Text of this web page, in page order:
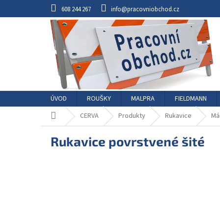
608 244 267 info@pracovniobchod.cz
ÚVOD ROUŠKY MALPRA FIELDMANN
Domů CERVA Produkty Rukavice
Rukavice povrstvené šité